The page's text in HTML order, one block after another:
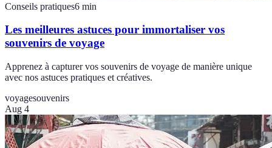
Conseils pratiques6 min
Les meilleures astuces pour immortaliser vos
souvenirs de voyage
Apprenez à capturer vos souvenirs de voyage de manière unique
avec nos astuces pratiques et créatives.
voyagesouvenirs
Aug 4